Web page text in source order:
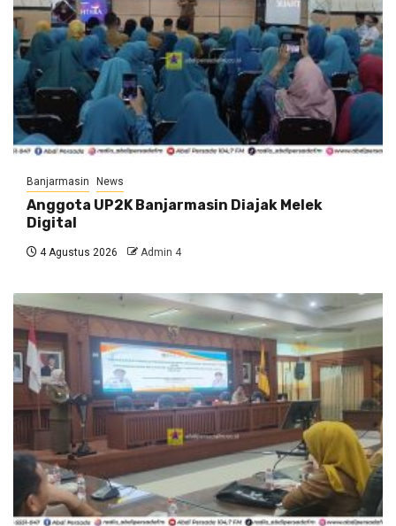
Banjarmasin News
Anggota UP2K Banjarmasin Diajak Melek
Digital
4 Agustus 2026 Admin 4